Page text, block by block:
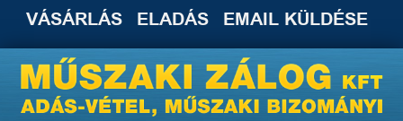
VÁSÁRLÁS ELADÁS EMAIL KÜLDÉSE